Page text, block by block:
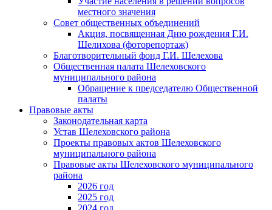
местного значения
Совет общественных объединений
Акция, посвященная Дню рождения Г.И.
Шелихова (фоторепортаж)
Благотворительный фонд Г.И. Шелехова
Общественная палата Шелеховского
муниципального района
Обращение к председателю Общественной
палаты
Правовые акты
Законодательная карта
Устав Шелеховского района
Проекты правовых актов Шелеховского
муниципального района
Правовые акты Шелеховского муниципального
района
2026 год
2025 год
2024 год